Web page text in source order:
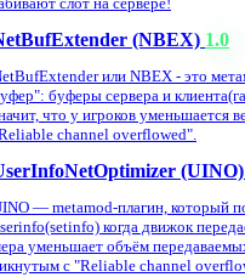
(NBEX) 1.0
или NBEX - это
буферы сервера и
что у игроков уменьшается
channel overflowed".
(UINO)
— metamod-плагин, который
когда движок
уменьшает объём
с "Reliable channel